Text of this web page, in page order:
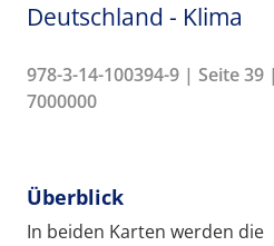
Deutschland - Klima
978-3-14-100394-9 | Seite
7000000
Überblick
In beiden Karten werden die